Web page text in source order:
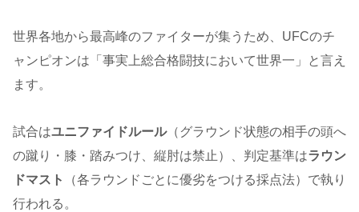
世界各地から最高峰のファイターが集うため、UFCのチ
ャンピオンは「事実上総合格闘技において世界一」と言え
ます。
試合はユニファイドルール（グラウンド状態の相手の頭へ
の蹴り・膝・踏みつけ、縦肘は禁止）、判定基準はラウン
ドマスト
（各ラウンドごとに優劣をつける採点法）で執り
行われる。